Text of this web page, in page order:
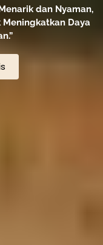
dan Nyaman,
Daya